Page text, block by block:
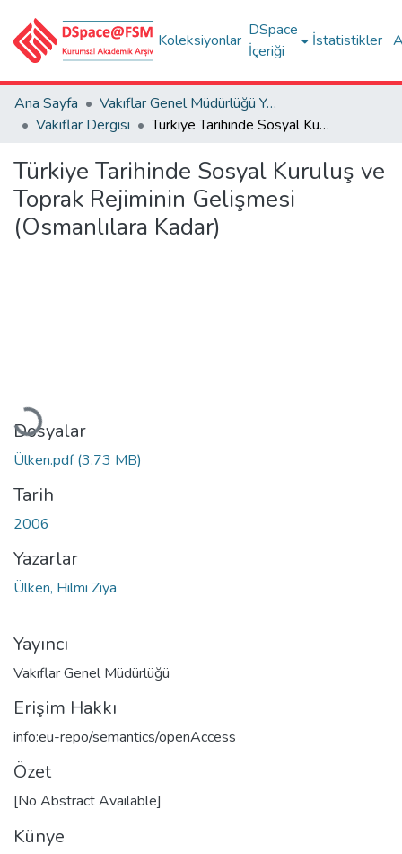
Koleksiyonlar
DSpace
İçeriği
İstatistikler
Ana Sayfa
Vakıflar Genel Müdürlüğü Yayınları
Vakıflar Dergisi
Türkiye Tarihinde Sosyal Kuruluş ve Toprak Rejiminin Gelişmesi (Osmanlılara Kadar)
Türkiye Tarihinde Sosyal Kuruluş ve
Toprak Rejiminin Gelişmesi
(Osmanlılara Kadar)
Dosyalar
Ülken.pdf(3.73 MB)
Tarih
2006
Yazarlar
Ülken, Hilmi Ziya
Yayıncı
Vakıflar Genel Müdürlüğü
Erişim Hakkı
info:eu-repo/semantics/openAccess
Özet
[No Abstract Available]
Künye